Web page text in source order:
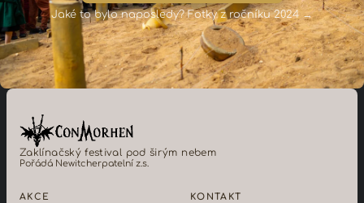
Jaké to bylo naposledy? Fotky z ročníku 2024 →
Zaklínačský festival pod širým nebem
Pořádá Newitcherpatelní z.s.
AKCE KONTAKT